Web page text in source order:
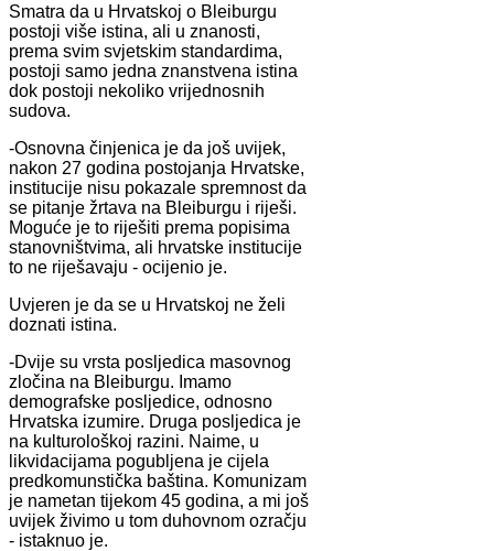
Smatra da u Hrvatskoj o Bleiburgu
postoji više istina, ali u znanosti,
prema svim svjetskim standardima,
postoji samo jedna znanstvena istina
dok postoji nekoliko vrijednosnih
sudova.
-Osnovna činjenica je da još uvijek,
nakon 27 godina postojanja Hrvatske,
institucije nisu pokazale spremnost da
se pitanje žrtava na Bleiburgu i riješi.
Moguće je to riješiti prema popisima
stanovništvima, ali hrvatske institucije
to ne riješavaju - ocijenio je.
Uvjeren je da se u Hrvatskoj ne želi
doznati istina.
-Dvije su vrsta posljedica masovnog
zločina na Bleiburgu. Imamo
demografske posljedice, odnosno
Hrvatska izumire. Druga posljedica je
na kulturološkoj razini. Naime, u
likvidacijama pogubljena je cijela
predkomunstička baština. Komunizam
je nametan tijekom 45 godina, a mi još
uvijek živimo u tom duhovnom ozračju
- istaknuo je.